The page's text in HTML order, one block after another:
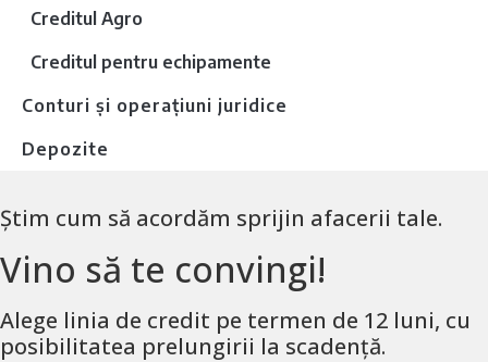
Creditul Agro
Creditul pentru echipamente
Conturi și operațiuni juridice
Depozite
Știm cum să acordăm sprijin afacerii tale.
Vino să te convingi!
Alege linia de credit pe termen de 12 luni, cu
posibilitatea prelungirii la scadență.